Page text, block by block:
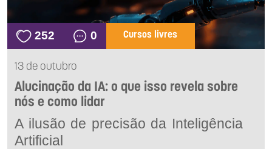
252 0 Cursos livres
13 de outubro
Alucinação da IA: o que isso revela sobre
nós e como lidar
A ilusão de precisão da Inteligência
Artificial